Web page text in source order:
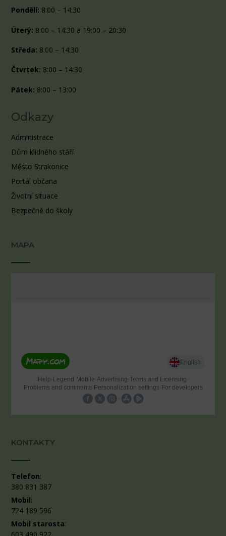
Pondělí: 8:00 – 14:30
Úterý: 8:00 – 14:30 a 19:00 – 20:30
Středa: 8:00 – 14:30
Čtvrtek: 8:00 – 14:30
Pátek: 8:00 – 13:00
Odkazy
Administrace
Dům klidného stáří
Město Strakonice
Portál občana
Životní situace
Bezpečně do školy
MAPA
KONTAKTY
Telefon:
380 831 387
Mobil:
724 189 596
Mobil starosta: